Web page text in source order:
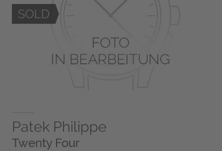
Patek Philippe
Twenty Four